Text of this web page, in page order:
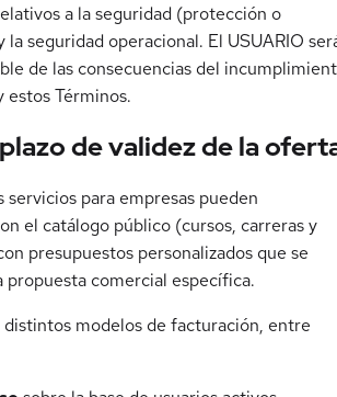
a la seguridad (protección o
la seguridad operacional. El USUARIO
de las consecuencias del
estos Términos.
de validez de la
servicios para empresas pueden
el catálogo público (cursos, carreras y
presupuestos personalizados que se
propuesta comercial específica.
modelos de facturación, entre